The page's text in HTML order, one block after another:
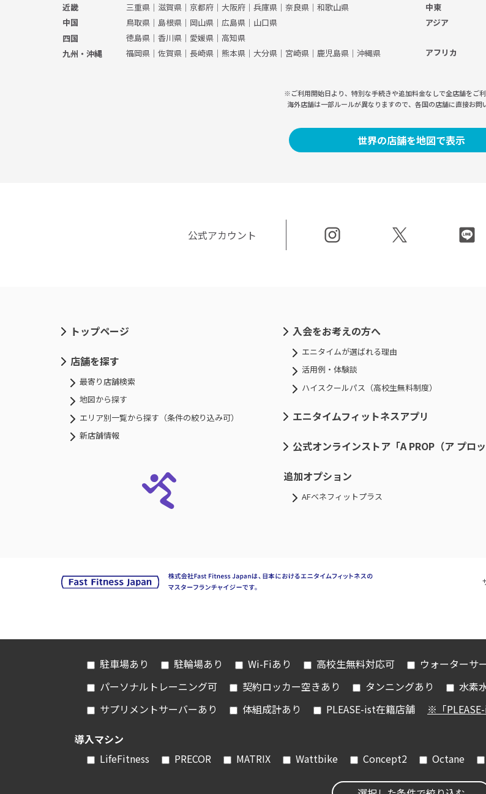
駐車場あり 駐輪場あり Wi-Fiあり 高校生無料対応可 ウォーターサ
パーソナルトレーニング可
契約ロッカー空きあり タンニングあり 水素
サプリメントサーバーあり
体組成計あり PLEASE-ist在籍店舗 ※「
導入マシン
LifeFitness
PRECOR MATRIX Wattbike Concept2 Octane
近畿
三重県 ｜ 滋賀県 ｜ 京都府 ｜ 大阪府 ｜ 兵庫県 ｜ 奈良県 ｜ 和歌山県
中国
鳥取県 ｜ 島根県 ｜ 岡山県 ｜ 広島県 ｜ 山口県
四国
徳島県 ｜ 香川県 ｜ 愛媛県 ｜ 高知県
九州・沖縄
福岡県 ｜ 佐賀県 ｜ 長崎県 ｜ 熊本県 ｜ 大分県 ｜ 宮崎県 ｜ 鹿児島県 ｜ 沖縄県
中東
アジア
アフリカ
世界の店舗を地図で表示
※ご利用開始日より、特別な手続きや追加料金なしで全店舗をご利
海外店舗は一部ルールが異なりますので、 各国の店舗に直接お問
公式アカウント
トップページ
店舗を探す
最寄り店舗検索
地図から探す
エリア別一覧から探す（条件の絞り込み可）
新店舗情報
入会をお考えの方へ
エニタイムが選ばれる理由
活用例・体験談
ハイスクールパス（高校生無料制度）
エニタイムフィットネスアプリ
公式オンラインストア「A PROP（ア プロッ
追加オプション
AFベネフィットプラス